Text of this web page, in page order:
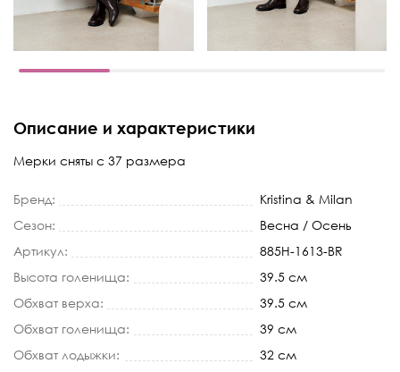
Описание и характеристики
Мерки сняты с 37 размера
Бренд:
Kristina & Milan
Сезон:
Весна / Осень
Артикул:
885H-1613-BR
Высота голенища:
39.5 см
Обхват верха:
39.5 см
Обхват голенища:
39 см
Обхват лодыжки:
32 см